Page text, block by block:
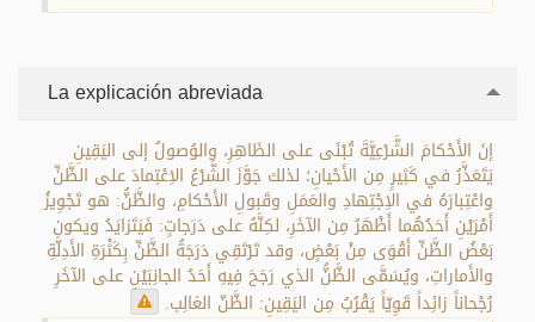
La explicación abreviada
إنَ الأَحْكامَ الشَّرْعِيَّةَ تُبْنَى على الظَاهِرِ، والوُصولُ إلى اليَقِينِ
يَتَعَذَّرُ في كَثِيرٍ مِن الأَحْيانِ؛ لذلك جَوَّزَ الشَّرْعُ الاِعْتِمادَ على الظَّنِّ
واعْتِبارَهُ في الاِجْتِهادِ والعَمَلِ وقَبولِ الأَحْكامِ، والظَّنُّ: هو تَجْوِيزُ
أَمْرَيْنِ أَحَدُهُما أَظْهَرُ مِن الآخَرِ، لكِنَّهُ على دَرَجاتٍ: فَيَتَزايَدُ ويكون
بَعْضُ الظَّنِّ أَقْوَى مِنْ بَعْضٍ، وقد تَرْتَقِي دَرَجَةُ الظَّنِّ بِكَثْرَةِ الأَدِلَّةِ
والأَماراتِ، ويُسَمَّى الظَّنُّ الذي رَجَحَ فِيهِ أَحَدُ الجانِبَيْنِ على الآخَرِ
رُجْحاناً زائِداً قَوِيّاً يَقْرُبُ مِن اليَقِينِ: الظَّنّ الغالِب.